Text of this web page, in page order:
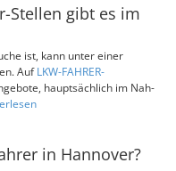
Stellen gibt es im
ist, kann unter einer
AufLKW-FAHRER-
hauptsächlich im Nah-
in Hannover?